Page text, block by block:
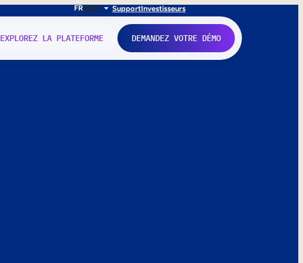
FRENIT SupportInvestisseurs
EXPLOREZ LA PLATEFORME DEMANDEZ VOTRE DÉMO